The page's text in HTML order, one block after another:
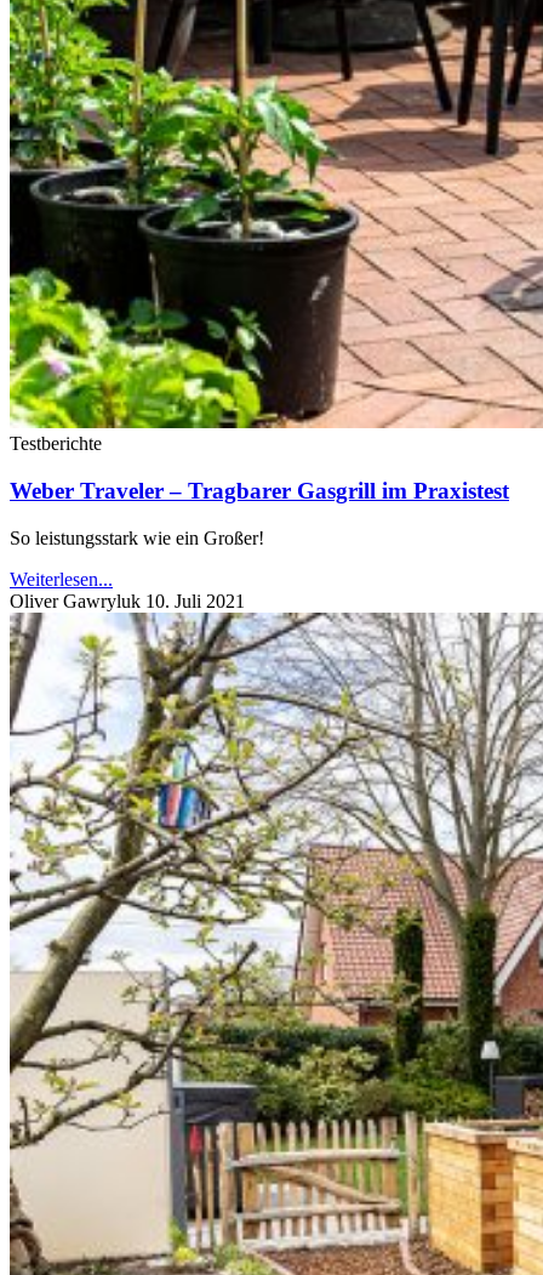
Testberichte
Weber Traveler – Tragbarer Gasgrill im Praxistest
So leistungsstark wie ein Großer!
Weiterlesen...
Oliver Gawryluk 10. Juli 2021